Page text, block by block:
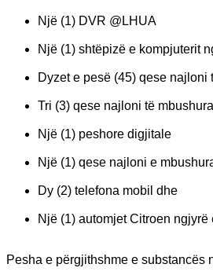
Një (1) DVR @LHUA
Një (1) shtëpizë e kompjuterit
Dyzet e pesë (45) qese
Tri (3) qese najloni të
Një (1) peshore digjitale
Një (1) qese najloni e
Dy (2) telefona mobil dhe
Një (1) automjet Citroen
Pesha e përgjithshme e substancës